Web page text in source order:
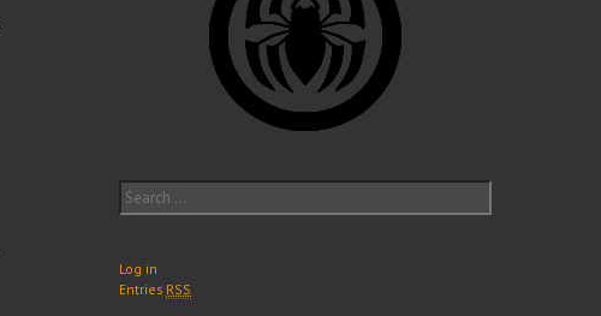
Search
for:
Log in
Entries RSS